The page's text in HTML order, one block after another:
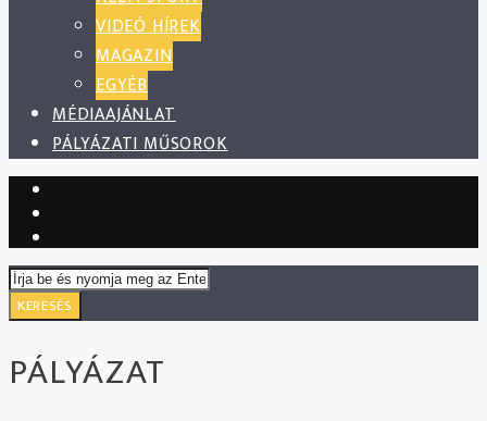
VIDEÓ HÍREK
MAGAZIN
EGYÉB
MÉDIAAJÁNLAT
PÁLYÁZATI MŰSOROK
PÁLYÁZAT